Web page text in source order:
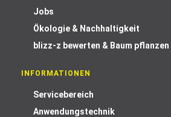
Jobs
Ökologie & Nachhaltigkeit
blizz-z bewerten & Baum pflanzen
INFORMATIONEN
Servicebereich
Anwendungstechnik